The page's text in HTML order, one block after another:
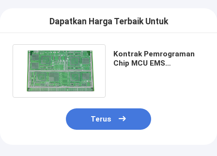
Dapatkan Harga Terbaik Untuk
Kontrak Pemrograman
Chip MCU EMS
Terus